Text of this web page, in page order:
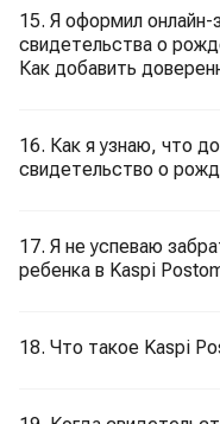
15. Я оформил онлайн-
свидетельства о
Как добавить
16. Как я узнаю, что
свидетельство о
17. Я не успеваю
ребенка в Kaspi
18. Что такое Kaspi